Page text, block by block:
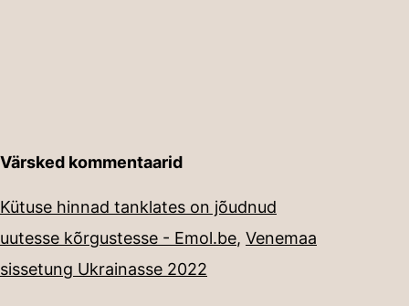
Värsked kommentaarid
Kütuse hinnad tanklates on jõudnud
uutesse kõrgustesse - Emol.be, Venemaa
sissetung Ukrainasse 2022